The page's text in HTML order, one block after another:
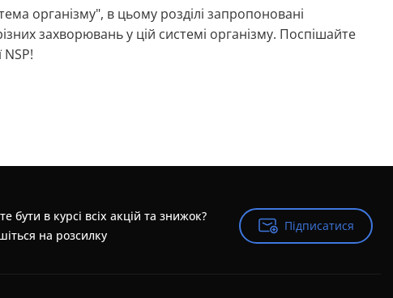
організму", в цьому розділі запропоновані
захворювань у цій системі організму. Поспішайте
бути в курсі всіх акцій та знижок?
на розсилку
Підписатися
Підписатися